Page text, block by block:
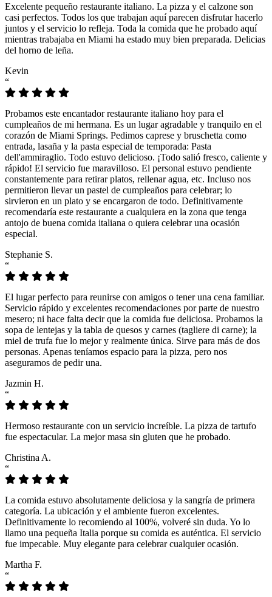
Excelente pequeño restaurante italiano. La pizza y el calzone son
casi perfectos. Todos los que trabajan aquí parecen disfrutar hacerlo
juntos y el servicio lo refleja. Toda la comida que he probado aquí
mientras trabajaba en Miami ha estado muy bien preparada. Delicias
del horno de leña.
Kevin
“
Probamos este encantador restaurante italiano hoy para el
cumpleaños de mi hermana. Es un lugar agradable y tranquilo en el
corazón de Miami Springs. Pedimos caprese y bruschetta como
entrada, lasaña y la pasta especial de temporada: Pasta
dell'ammiraglio. Todo estuvo delicioso. ¡Todo salió fresco, caliente y
rápido! El servicio fue maravilloso. El personal estuvo pendiente
constantemente para retirar platos, rellenar agua, etc. Incluso nos
permitieron llevar un pastel de cumpleaños para celebrar; lo
sirvieron en un plato y se encargaron de todo. Definitivamente
recomendaría este restaurante a cualquiera en la zona que tenga
antojo de buena comida italiana o quiera celebrar una ocasión
especial.
Stephanie S.
“
El lugar perfecto para reunirse con amigos o tener una cena familiar.
Servicio rápido y excelentes recomendaciones por parte de nuestro
mesero; ni hace falta decir que la comida fue deliciosa. Probamos la
sopa de lentejas y la tabla de quesos y carnes (tagliere di carne); la
miel de trufa fue lo mejor y realmente única. Sirve para más de dos
personas. Apenas teníamos espacio para la pizza, pero nos
aseguramos de pedir una.
Jazmin H.
“
Hermoso restaurante con un servicio increíble. La pizza de tartufo
fue espectacular. La mejor masa sin gluten que he probado.
Christina A.
“
La comida estuvo absolutamente deliciosa y la sangría de primera
categoría. La ubicación y el ambiente fueron excelentes.
Definitivamente lo recomiendo al 100%, volveré sin duda. Yo lo
llamo una pequeña Italia porque su comida es auténtica. El servicio
fue impecable. Muy elegante para celebrar cualquier ocasión.
Martha F.
“